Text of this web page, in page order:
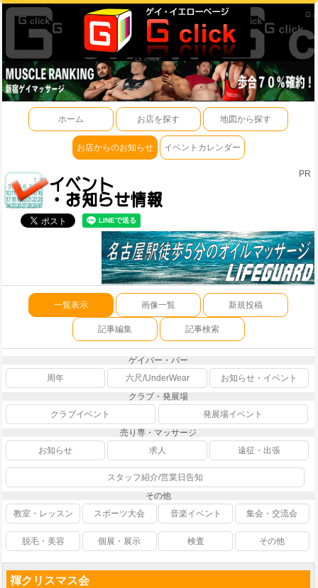
ホーム お店を探す 地図から探す
お店からのお知らせ イベントカレンダー
PR
一覧表示 画像一覧 新規投稿
記事編集 記事検索
ゲイバー・バー
周年
六尺/UnderWear
お知らせ・イベント
クラブ・発展場
クラブイベント
発展場イベント
売り専・マッサージ
お知らせ
求人 遠征・出張
スタッフ紹介/営業日告知
その他
教室・レッスン
スポーツ大会 音楽イベント 集会・交流会
脱毛・美容 個展・展示 検査 その他
褌クリスマス会